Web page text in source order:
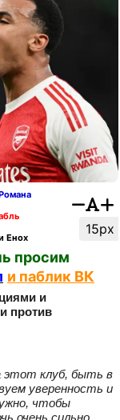
15px
Енох
просим
и паблик ВК
и
против
этот клуб, быть в
уверенность и
чтобы
очень сильно.